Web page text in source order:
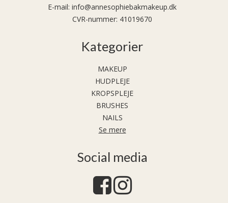
E-mail: info@annesophiebakmakeup.dk
CVR-nummer: 41019670
Kategorier
MAKEUP
HUDPLEJE
KROPSPLEJE
BRUSHES
NAILS
Se mere
Social media